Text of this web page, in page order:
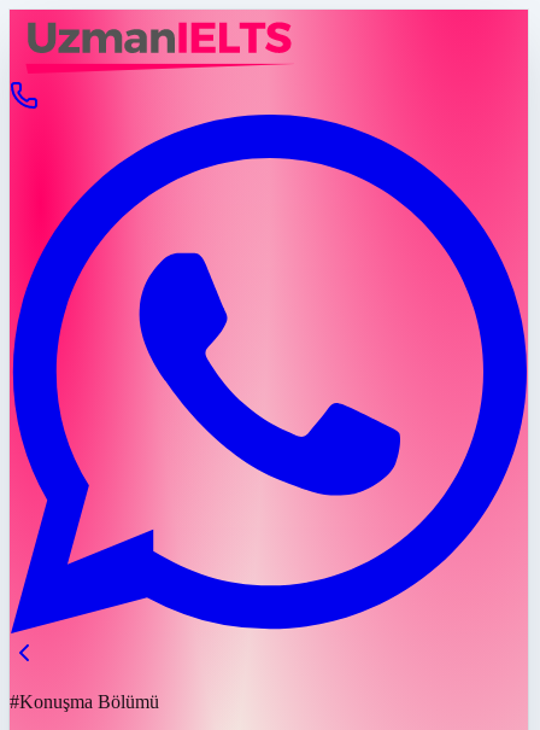
#Konuşma Bölümü